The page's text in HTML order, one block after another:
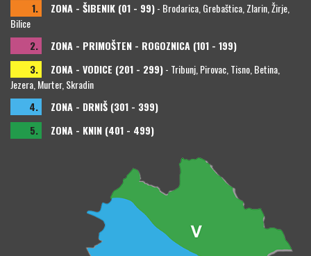
1. ZONA - ŠIBENIK (01 - 99)- Brodarica, Grebaštica, Zlarin, Žirje,
Bilice
2.
ZONA - PRIMOŠTEN - ROGOZNICA (101 - 199)
3.
ZONA - VODICE (201 - 299)- Tribunj, Pirovac, Tisno, Betina,
Jezera, Murter, Skradin
4.
ZONA - DRNIŠ (301 - 399)
5.
ZONA - KNIN (401 - 499)